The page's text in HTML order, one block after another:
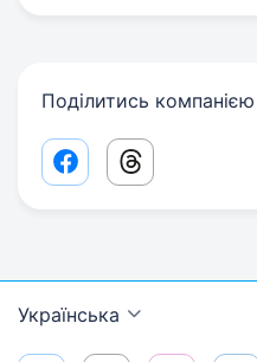
Поділитись
Facebook share link
Threads share
Українська